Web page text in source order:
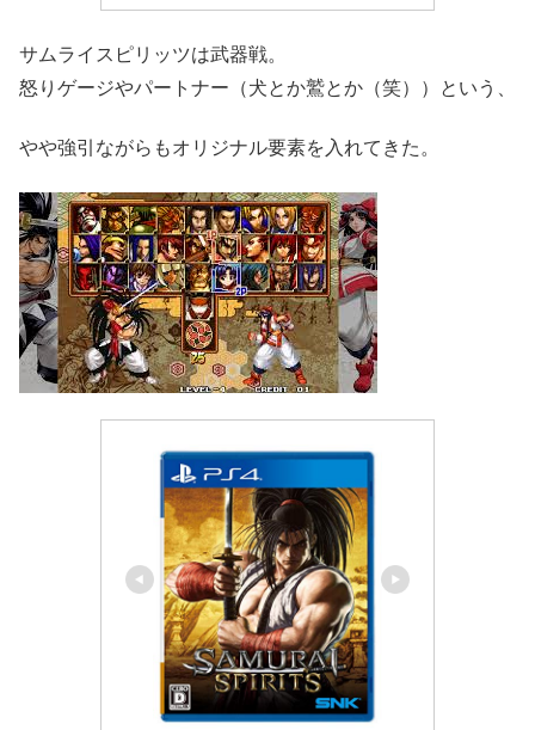
サムライスピリッツは武器戦。
怒りゲージやパートナー（犬とか鷲とか（笑））という、
やや強引ながらもオリジナル要素を入れてきた。